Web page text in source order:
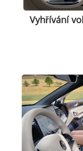
Vyhřívání